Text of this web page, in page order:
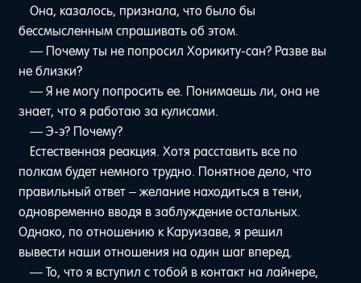
Она, казалось, признала, что было бы
бессмысленным спрашивать об этом.
— Почему ты не попросил Хорикиту-сан? Разве вы
не близки?
— Я не могу попросить ее. Понимаешь ли, она не
знает, что я работаю за кулисами.
— Э-э? Почему?
Естественная реакция. Хотя расставить все по
полкам будет немного трудно. Понятное дело, что
правильный ответ – желание находиться в тени,
одновременно вводя в заблуждение остальных.
Однако, по отношению к Каруизаве, я решил
вывести наши отношения на один шаг вперед.
— То, что я вступил с тобой в контакт на лайнере,